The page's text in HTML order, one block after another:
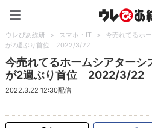
ウレぴあ総研 > スマホ・IT >
今売れてるホ
が2週ぶり首位 2022/3/22
今売れてるホームシアターシ
が2週ぶり首位 2022/3/22
2022.3.22 12:30配信